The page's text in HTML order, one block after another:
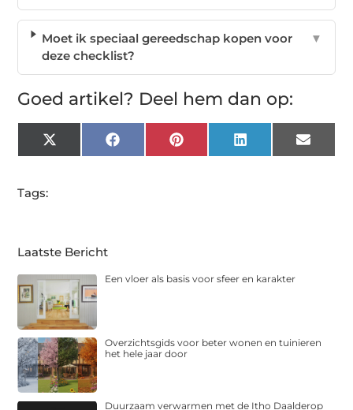
Moet ik speciaal gereedschap kopen voor
deze checklist?
▼
Goed artikel? Deel hem dan op:
X
(Twitter)
FacebookPinterest LinkedIn Email
Tags:
Laatste Bericht
Een vloer als basis voor sfeer en karakter
Overzichtsgids voor beter wonen en tuinieren
het hele jaar door
Duurzaam verwarmen met de Itho Daalderop